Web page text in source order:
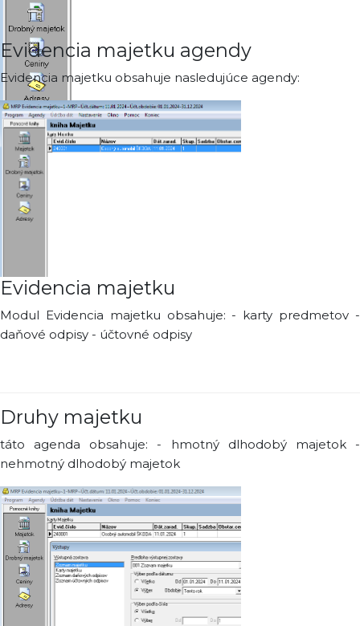
Evidencia majetku agendy
Evidencia majetku obsahuje nasledujúce agendy:
Evidencia majetku
Modul Evidencia majetku obsahuje: - karty predmetov -
daňové odpisy - účtovné odpisy
Druhy majetku
táto agenda obsahuje: - hmotný dlhodobý majetok -
nehmotný dlhodobý majetok